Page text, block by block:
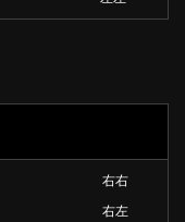
右右
右左